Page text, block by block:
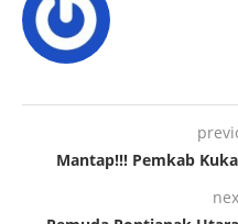
Mantap!!! Pemkab